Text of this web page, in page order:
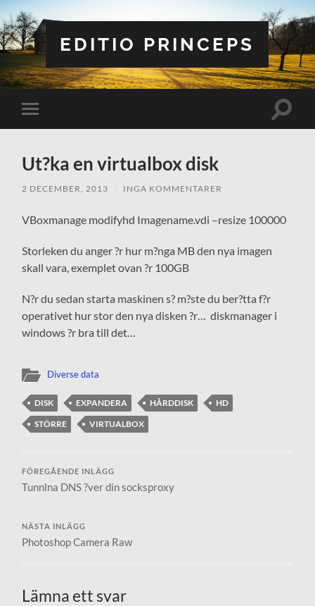
EDITIO PRINCEPS
Slå
på/av
Slå
Ut?ka en virtualbox disk
2 DECEMBER, 2013 INGA KOMMENTARER
VBoxmanage modifyhd Imagename.vdi –resize 100000
Storleken du anger ?r hur m?nga MB den nya imagen
skall vara, exemplet ovan ?r 100GB
N?r du sedan starta maskinen s? m?ste du ber?tta f?r
operativet hur stor den nya disken ?r… diskmanager i
windows ?r bra till det…
Diverse data
DISK EXPANDERA HÅRDDISK
HD
STÖRRE
VIRTUALBOX
FÖREGÅENDE INLÄGG
Tunnlna DNS ?ver din socksproxy
NÄSTA INLÄGG
Photoshop Camera Raw
Lämna ett svar